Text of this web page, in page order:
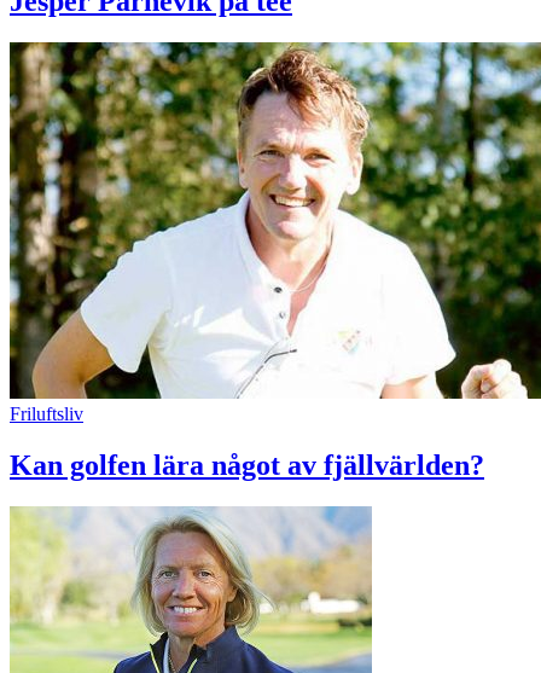
Friluftsliv
Kan golfen lära något av fjällvärlden?